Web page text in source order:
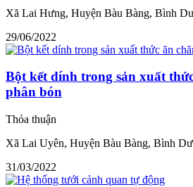
Xã Lai Hưng, Huyện Bàu Bàng, Bình
29/06/2022
Bột kết dính trong sản xuất
phân bón
Thỏa thuận
Xã Lai Uyên, Huyện Bàu Bàng, Bình
31/03/2022